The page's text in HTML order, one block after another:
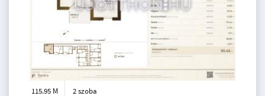
115.95 M
2 szoba